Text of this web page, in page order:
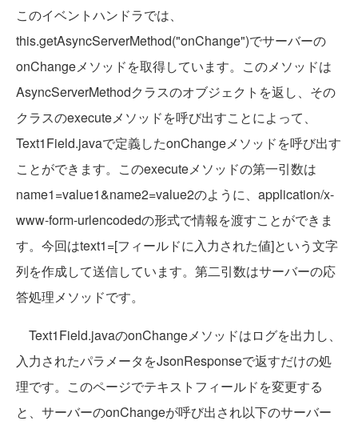
このイベントハンドラでは、
this.getAsyncServerMethod("onChange")でサーバーの
onChangeメソッドを取得しています。このメソッドは
AsyncServerMethodクラスのオブジェクトを返し、その
クラスのexecuteメソッドを呼び出すことによって、
Text1Field.javaで定義したonChangeメソッドを呼び出す
ことができます。このexecuteメソッドの第一引数は
name1=value1&name2=value2のように、application/x-
www-form-urlencodedの形式で情報を渡すことができま
す。今回はtext1=[フィールドに入力された値]という文字
列を作成して送信しています。第二引数はサーバーの応
答処理メソッドです。
Text1Field.javaのonChangeメソッドはログを出力し、
入力されたパラメータをJsonResponseで返すだけの処
理です。このページでテキストフィールドを変更する
と、サーバーのonChangeが呼び出され以下のサーバー